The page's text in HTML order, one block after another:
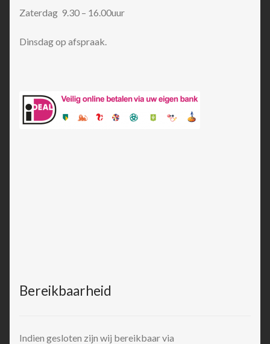
Zaterdag 9.30 – 16.00uur
Dinsdag op afspraak.
Bereikbaarheid
Indien gesloten zijn wij bereikbaar via